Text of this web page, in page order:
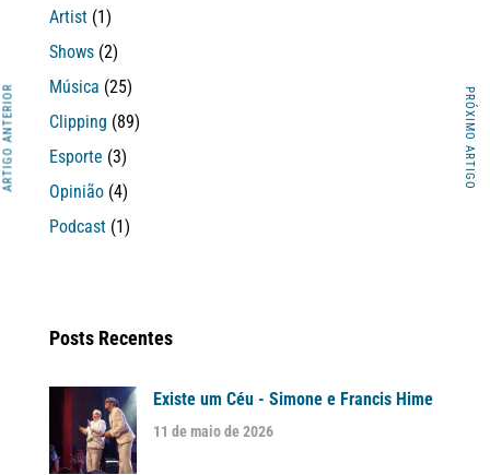
ARTIGO ANTERIOR PRÓXIMO ARTIGO
Artist (1)
Shows (2)
Música (25)
Clipping (89)
Esporte (3)
Opinião (4)
Podcast (1)
Posts Recentes
Existe um Céu - Simone e Francis Hime
11 de maio de 2026